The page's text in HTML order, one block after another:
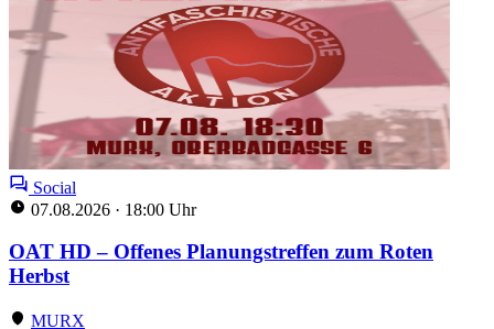
Social
07.08.2026 · 18:00 Uhr
OAT HD – Offenes Planungstreffen zum Roten
Herbst
MURX